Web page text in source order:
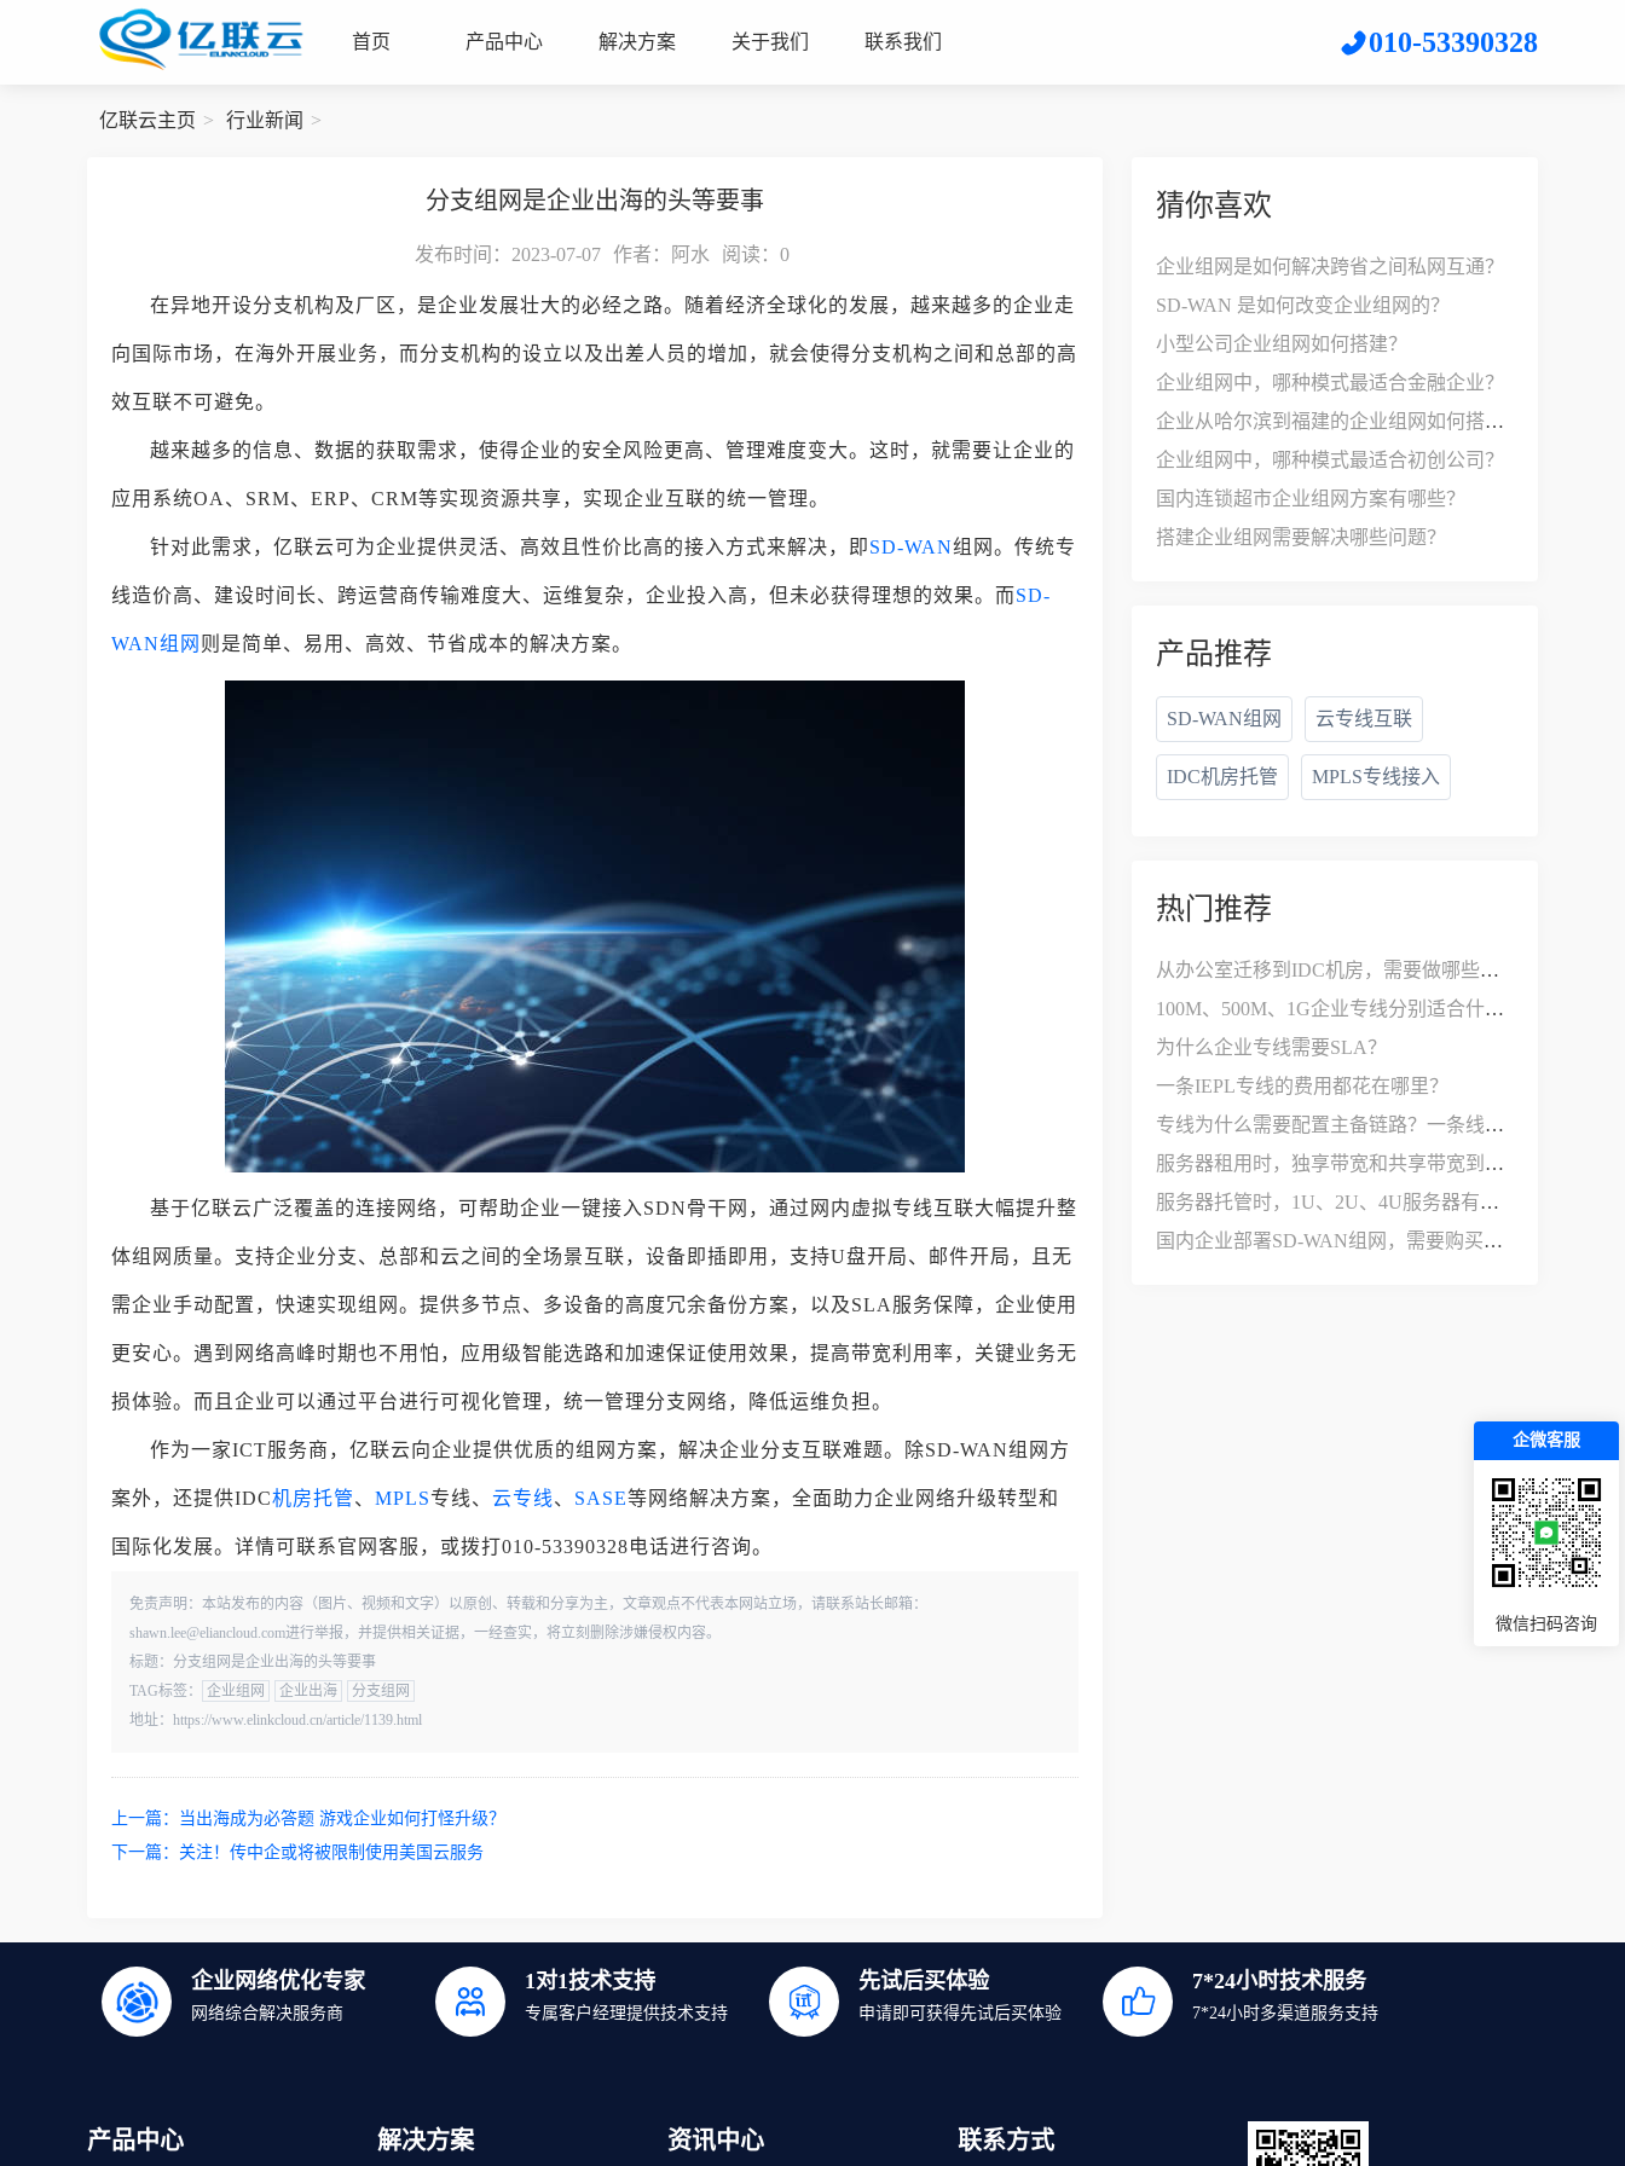
首页 产品中心 解决方案 关于我们 联系我们 010-53390328
亿联云主页 行业新闻
分支组网是企业出海的头等要事
发布时间：2023-07-07 作者：阿水 阅读： 0
在异地开设分支机构及厂区，是企业发展壮大的必经之路。随着经济全球化的发展，越来越多的企业走
向国际市场，在海外开展业务，而分支机构的设立以及出差人员的增加，就会使得分支机构之间和总部的高
效互联不可避免。
越来越多的信息、数据的获取需求，使得企业的安全风险更高、管理难度变大。这时，就需要让企业的
应用系统OA、SRM、ERP、CRM等实现资源共享，实现企业互联的统一管理。
针对此需求，亿联云可为企业提供灵活、高效且性价比高的接入方式来解决，即SD-WAN组网。传统专
线造价高、建设时间长、跨运营商传输难度大、运维复杂，企业投入高，但未必获得理想的效果。而SD-
WAN组网 则是简单、易用、高效、节省成本的解决方案。
基于亿联云广泛覆盖的连接网络，可帮助企业一键接入SDN骨干网，通过网内虚拟专线互联大幅提升整
体组网质量。支持企业分支、总部和云之间的全场景互联，设备即插即用，支持U盘开局、邮件开局，且无
需企业手动配置，快速实现组网。提供多节点、多设备的高度冗余备份方案，以及SLA服务保障，企业使用
更安心。遇到网络高峰时期也不用怕，应用级智能选路和加速保证使用效果，提高带宽利用率，关键业务无
损体验。而且企业可以通过平台进行可视化管理，统一管理分支网络，降低运维负担。
作为一家ICT服务商，亿联云向企业提供优质的组网方案，解决企业分支互联难题。除SD-WAN组网方
案外，还提供IDC机房托管、 MPLS专线、 云专线、 SASE等网络解决方案，全面助力企业网络升级转型和
国际化发展。详情可联系官网客服，或拨打010-53390328电话进行咨询。
免责声明：本站发布的内容（图片、视频和文字）以原创、转载和分享为主，文章观点不代表本网站立场，请联系站长邮箱：
shawn.lee@eliancloud.com进行举报，并提供相关证据，一经查实，将立刻删除涉嫌侵权内容。
标题：分支组网是企业出海的头等要事
TAG标签：
企业组网 企业出海
分支组网
地址：https://www.elinkcloud.cn/article/1139.html
上一篇： 当出海成为必答题 游戏企业如何打怪升级？
下一篇： 关注！传中企或将被限制使用美国云服务
猜你喜欢
企业组网是如何解决跨省之间私网互通？
SD-WAN 是如何改变企业组网的？
小型公司企业组网如何搭建？
企业组网中，哪种模式最适合金融企业？
企业从哈尔滨到福建的企业组网如何搭建？
企业组网中，哪种模式最适合初创公司？
国内连锁超市企业组网方案有哪些？
搭建企业组网需要解决哪些问题？
产品推荐
SD-WAN组网 云专线互联
IDC机房托管 MPLS专线接入
热门推荐
从办公室迁移到IDC机房，需要做哪些网络改造？
100M、500M、1G企业专线分别适合什么公司？
为什么企业专线需要SLA？
一条IEPL专线的费用都花在哪里？
专线为什么需要配置主备链路？一条线路不够用吗？
服务器租用时，独享带宽和共享带宽到底有什么区别？
服务器托管时，1U、2U、4U服务器有什么区别？
国内企业部署SD-WAN组网，需要购买哪些设备和服务？
企业网络优化专家
网络综合解决服务商
1对1技术支持
专属客户经理提供技术支持
先试后买体验
申请即可获得先试后买体验
7*24小时技术服务
7*24小时多渠道服务支持
产品中心 解决方案 资讯中心 联系方式
企微客服
微信扫码咨询